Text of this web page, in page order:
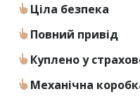
Ціла безпека
Повний привід
Куплено у
Механічна